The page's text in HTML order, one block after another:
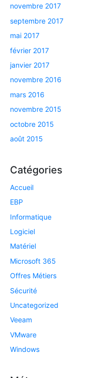
novembre 2017
septembre 2017
mai 2017
février 2017
janvier 2017
novembre 2016
mars 2016
novembre 2015
octobre 2015
août 2015
Catégories
Accueil
EBP
Informatique
Logiciel
Matériel
Microsoft 365
Offres Métiers
Sécurité
Uncategorized
Veeam
VMware
Windows